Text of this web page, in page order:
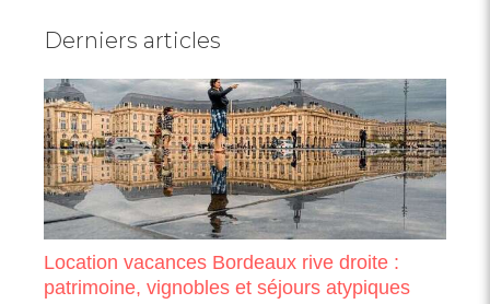
Derniers articles
Location vacances Bordeaux rive droite :
patrimoine, vignobles et séjours atypiques